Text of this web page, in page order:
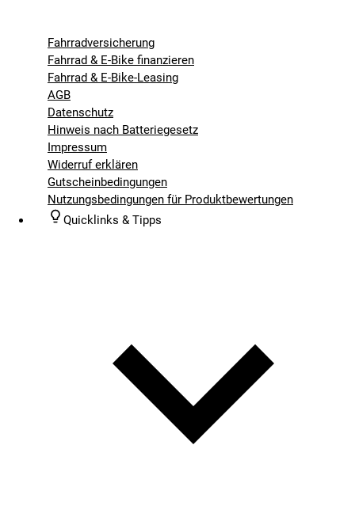
Fahrradversicherung
Fahrrad & E-Bike finanzieren
Fahrrad & E-Bike-Leasing
AGB
Datenschutz
Hinweis nach Batteriegesetz
Impressum
Widerruf erklären
Gutscheinbedingungen
Nutzungsbedingungen für Produktbewertungen
Quicklinks & Tipps